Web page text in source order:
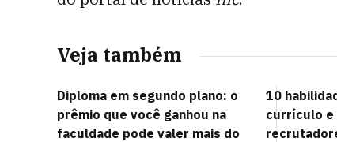
Veja também
Diploma em segundo plano: o
prêmio que você ganhou na
faculdade pode valer mais do
10
currículo e